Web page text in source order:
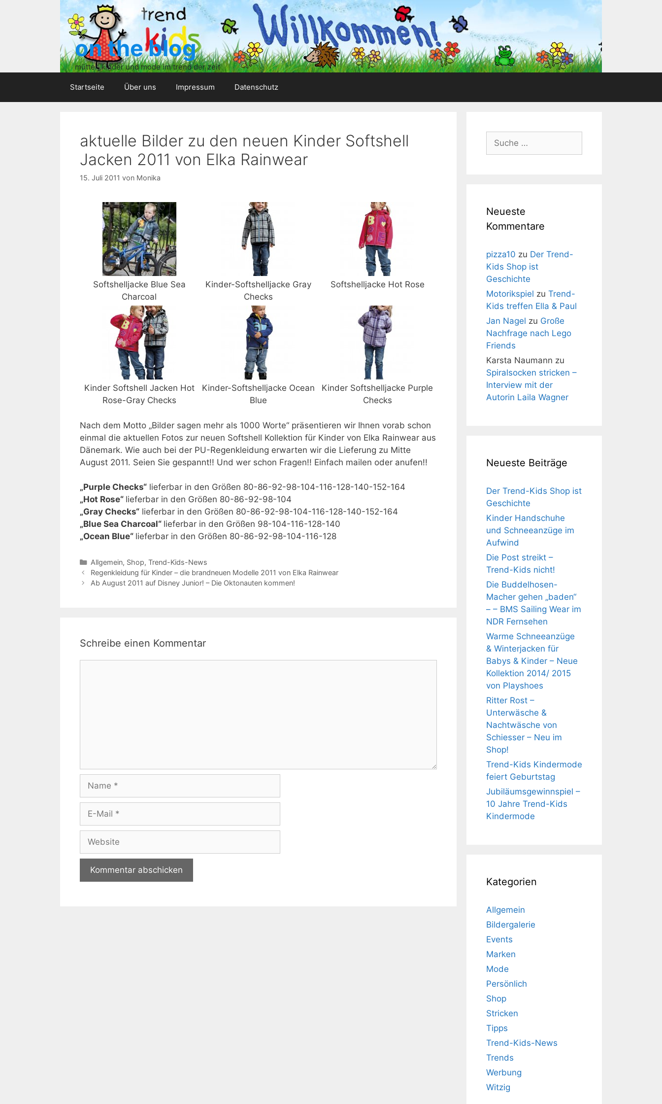
on the blog
mütter, kinder und mode im trend der zeit
Startseite Über uns Impressum Datenschutz
aktuelle Bilder zu den neuen Kinder Softshell
Jacken 2011 von Elka Rainwear
15. Juli 2011 von Monika
Softshelljacke Blue Sea
Charcoal
Kinder-Softshelljacke Gray
Checks
Softshelljacke Hot Rose
Kinder Softshell Jacken Hot
Rose-Gray Checks
Kinder-Softshelljacke Ocean
Blue
Kinder Softshelljacke Purple
Checks
Nach dem Motto „Bilder sagen mehr als 1000 Worte“ präsentieren wir Ihnen vorab schon
einmal die aktuellen Fotos zur neuen Softshell Kollektion für Kinder von Elka Rainwear aus
Dänemark. Wie auch bei der PU-Regenkleidung erwarten wir die Lieferung zu Mitte
August 2011. Seien Sie gespannt!! Und wer schon Fragen!! Einfach mailen oder anufen!!
„Purple Checks“ lieferbar in den Größen 80-86-92-98-104-116-128-140-152-164
„Hot Rose“ lieferbar in den Größen 80-86-92-98-104
„Gray Checks“ lieferbar in den Größen 80-86-92-98-104-116-128-140-152-164
„Blue Sea Charcoal“ lieferbar in den Größen 98-104-116-128-140
„Ocean Blue“ lieferbar in den Größen 80-86-92-98-104-116-128
Kategorien
Allgemein, Shop, Trend-Kids-News
Regenkleidung für Kinder – die brandneuen Modelle 2011 von Elka Rainwear
Ab August 2011 auf Disney Junior! – Die Oktonauten kommen!
Schreibe einen Kommentar
Name
Website
Suche
nach:
Neueste
Kommentare
pizza10 zu Der Trend-
Kids Shop ist
Geschichte
Motorikspiel zu Trend-
Kids treffen Ella & Paul
Jan Nagel zu Große
Nachfrage nach Lego
Friends
Karsta Naumann zu
Spiralsocken stricken –
Interview mit der
Autorin Laila Wagner
Neueste Beiträge
Der Trend-Kids Shop ist
Geschichte
Kinder Handschuhe
und Schneeanzüge im
Aufwind
Die Post streikt –
Trend-Kids nicht!
Die Buddelhosen-
Macher gehen „baden“
– – BMS Sailing Wear im
NDR Fernsehen
Warme Schneeanzüge
& Winterjacken für
Babys & Kinder – Neue
Kollektion 2014/ 2015
von Playshoes
Ritter Rost –
Unterwäsche &
Nachtwäsche von
Schiesser – Neu im
Shop!
Trend-Kids Kindermode
feiert Geburtstag
Jubiläumsgewinnspiel –
10 Jahre Trend-Kids
Kindermode
Kategorien
Allgemein
Bildergalerie
Events
Marken
Mode
Persönlich
Shop
Stricken
Tipps
Trend-Kids-News
Trends
Werbung
Witzig